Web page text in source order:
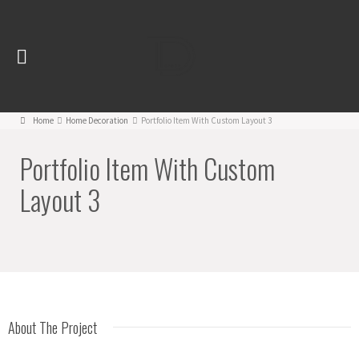
Home Home Decoration Portfolio Item With Custom Layout 3
Portfolio Item With Custom
Layout 3
About The Project